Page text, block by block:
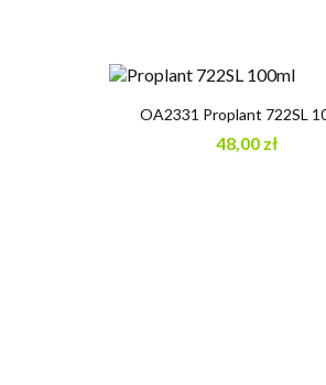
OA2331 Proplant 722SL
48,00 zł